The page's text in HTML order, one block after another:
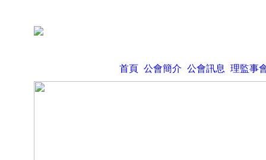
首頁 公會簡介 公會訊息 理監事